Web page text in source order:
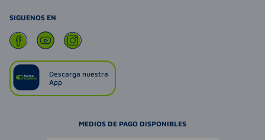
SIGUENOS EN
Descarga nuestra
App
MEDIOS DE PAGO DISPONIBLES